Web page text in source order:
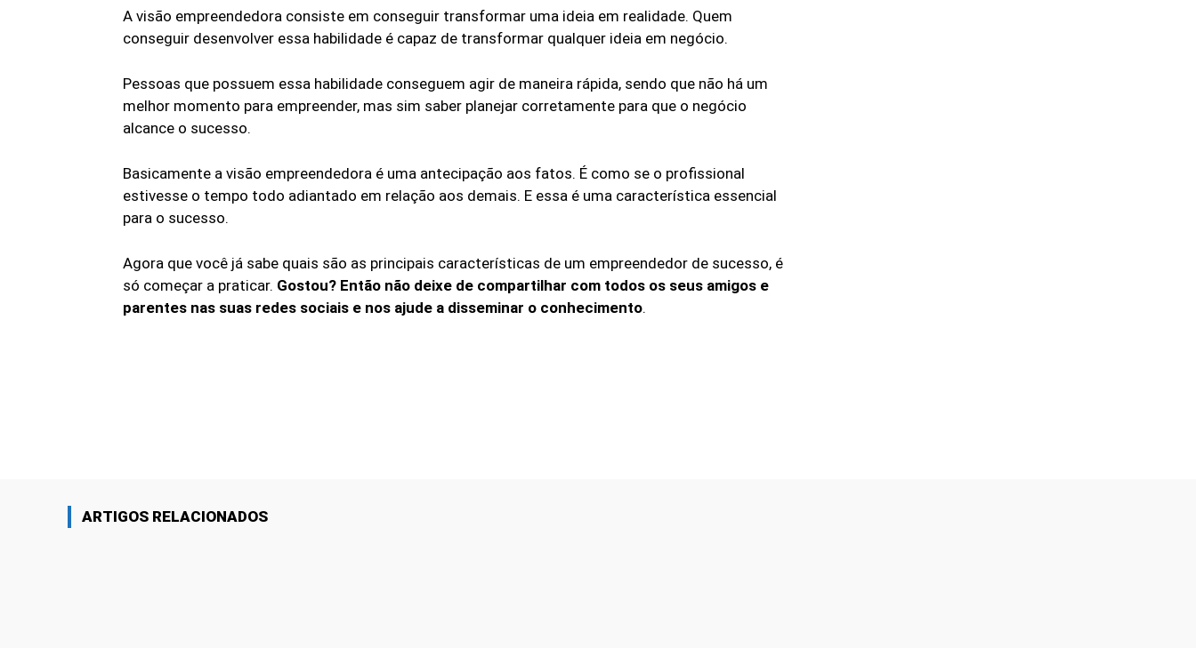
A visão empreendedora consiste em conseguir transformar uma ideia em realidade. Quem
conseguir desenvolver essa habilidade é capaz de transformar qualquer ideia em negócio.
Pessoas que possuem essa habilidade conseguem agir de maneira rápida, sendo que não há um
melhor momento para empreender, mas sim saber planejar corretamente para que o negócio
alcance o sucesso.
Basicamente a visão empreendedora é uma antecipação aos fatos. É como se o profissional
estivesse o tempo todo adiantado em relação aos demais. E essa é uma característica essencial
para o sucesso.
Agora que você já sabe quais são as principais características de um empreendedor de sucesso, é
só começar a praticar. Gostou? Então não deixe de compartilhar com todos os seus amigos e
parentes nas suas redes sociais e nos ajude a disseminar o conhecimento.
ARTIGOS RELACIONADOS